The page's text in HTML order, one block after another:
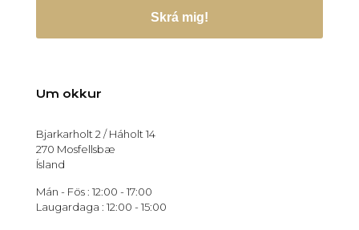
Skrá mig!
Um okkur
Bjarkarholt 2 / Háholt 14
270 Mosfellsbæ
Ísland
Mán - Fös : 12:00 - 17:00
Laugardaga : 12:00 - 15:00